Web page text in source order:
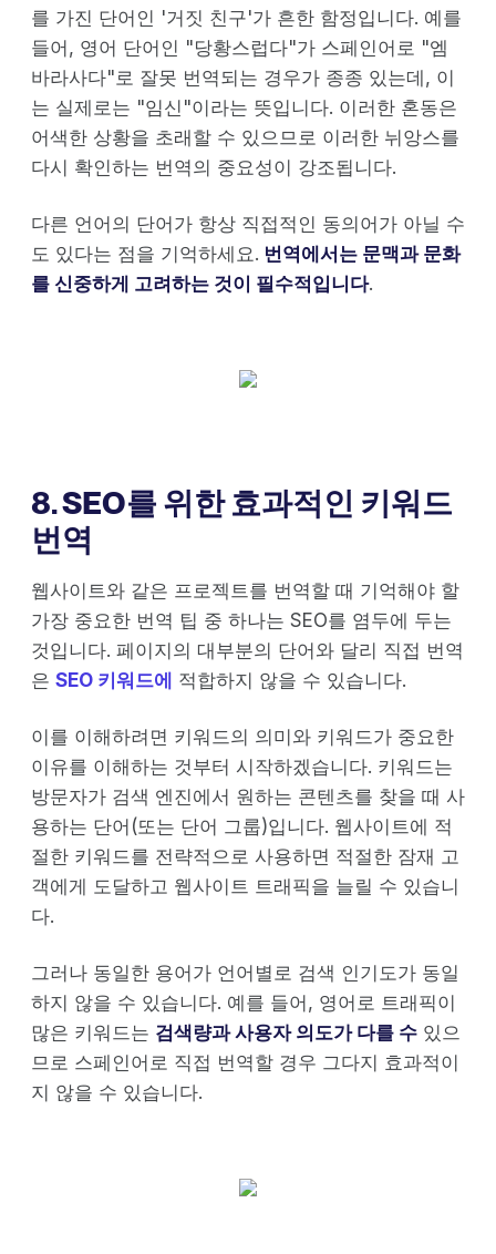
를 가진 단어인 '거짓 친구'가 흔한 함정입니다. 예를
들어, 영어 단어인 "당황스럽다"가 스페인어로 "엠
바라사다"로 잘못 번역되는 경우가 종종 있는데, 이
는 실제로는 "임신"이라는 뜻입니다. 이러한 혼동은
어색한 상황을 초래할 수 있으므로 이러한 뉘앙스를
다시 확인하는 번역의 중요성이 강조됩니다.
다른 언어의 단어가 항상 직접적인 동의어가 아닐 수
도 있다는 점을 기억하세요. 번역에서는 문맥과 문화
를 신중하게 고려하는 것이 필수적입니다.
8. SEO를 위한 효과적인 키워드
번역
웹사이트와 같은 프로젝트를 번역할 때 기억해야 할
가장 중요한 번역 팁 중 하나는 SEO를 염두에 두는
것입니다. 페이지의 대부분의 단어와 달리 직접 번역
은 SEO 키워드에 적합하지 않을 수 있습니다.
이를 이해하려면 키워드의 의미와 키워드가 중요한
이유를 이해하는 것부터 시작하겠습니다. 키워드는
방문자가 검색 엔진에서 원하는 콘텐츠를 찾을 때 사
용하는 단어(또는 단어 그룹)입니다. 웹사이트에 적
절한 키워드를 전략적으로 사용하면 적절한 잠재 고
객에게 도달하고 웹사이트 트래픽을 늘릴 수 있습니
다.
그러나 동일한 용어가 언어별로 검색 인기도가 동일
하지 않을 수 있습니다. 예를 들어, 영어로 트래픽이
많은 키워드는 검색량과 사용자 의도가 다를 수 있으
므로 스페인어로 직접 번역할 경우 그다지 효과적이
지 않을 수 있습니다.